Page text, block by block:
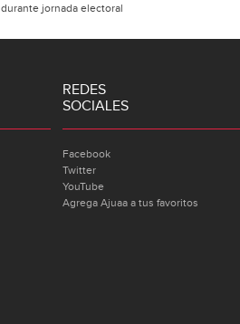
durante jornada electoral
REDES
SOCIALES
Facebook
Twitter
YouTube
Agrega Ajuaa a tus favoritos